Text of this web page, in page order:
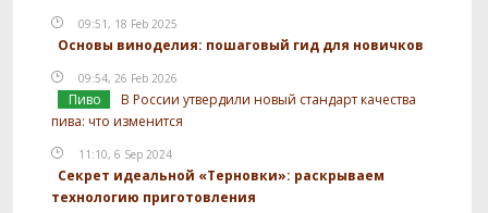
09:51, 18 Feb 2025
Основы виноделия: пошаговый гид для новичков
09:54, 26 Feb 2026
Пиво
В России утвердили новый стандарт качества
пива: что изменится
11:10, 6 Sep 2024
Секрет идеальной «Терновки»: раскрываем
технологию приготовления